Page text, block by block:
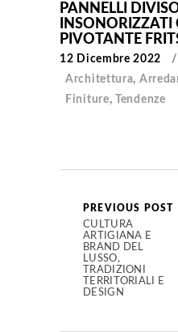
PANNELLI
INSONORIZZATI
PIVOTANTE
12 Dicembre 2022
Architettura,
Finiture,Tendenze
PREVIOUS POST
CULTURA
ARTIGIANA E
BRAND DEL
LUSSO,
TRADIZIONI
TERRITORIALI E
DESIGN